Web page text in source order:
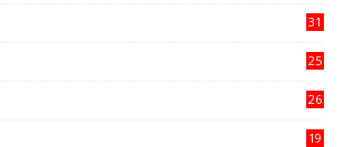
31
25
26
19